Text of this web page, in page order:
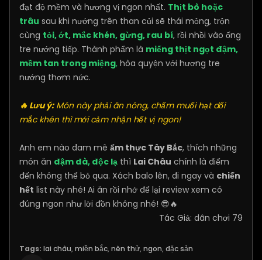
đạt độ mềm và hương vị ngon nhất. Thịt bò hoặc
trâu sau khi nướng trên than củi sẽ thái mỏng, trộn
cùng tỏi, ớt, mắc khén, gừng, rau bí, rồi nhồi vào ống
tre nướng tiếp. Thành phẩm là miếng thịt ngọt đậm,
mềm tan trong miệng, hòa quyện với hương tre
nướng thơm nức.
🔥 Lưu ý:Món này phải ăn nóng, chấm muối hạt dổi
mắc khén thì mới cảm nhận hết vị ngon!
Anh em nào đam mê ẩm thực Tây Bắc, thích những
món ăn đậm đà, độc lạ thì Lai Châu chính là điểm
đến không thể bỏ qua. Xách balo lên, đi ngay và chiến
hết list này nhé! Ai ăn rồi nhớ để lại review xem có
đúng ngon như lời đồn không nhé! 😎🔥
Tác Giả: dân chơi 79
Tags: lai châu, miền bắc, nên thử, ngon, đặc sản